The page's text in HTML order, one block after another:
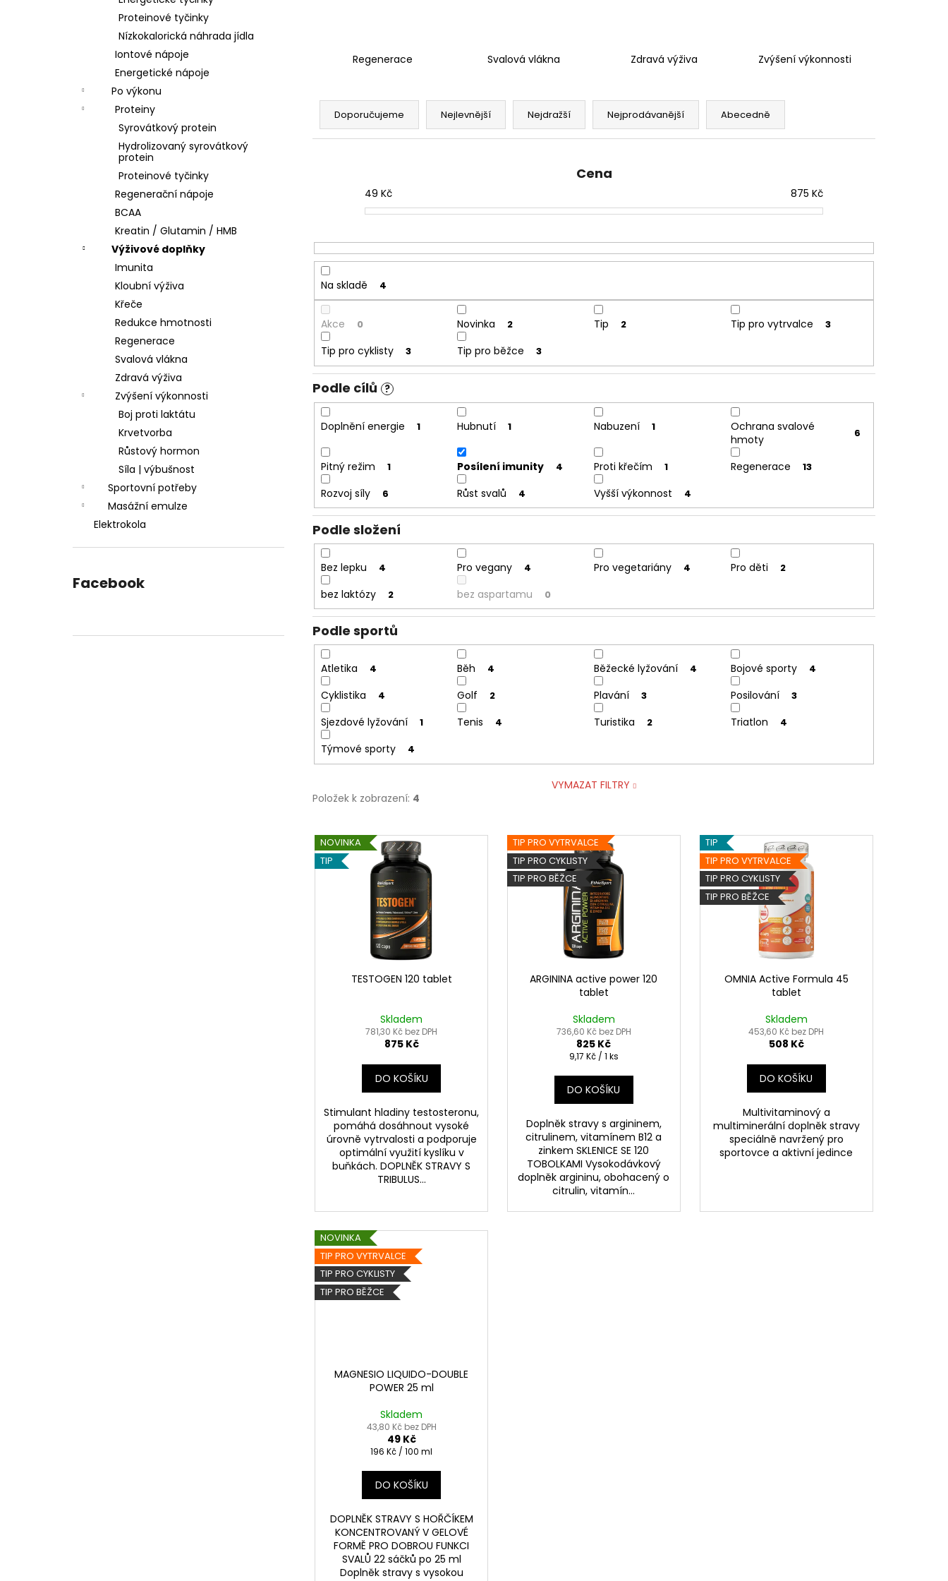
Proteinové tyčinky
Nízkokalorická náhrada jídla
Iontové nápoje
Energetické nápoje
Po výkonu
Proteiny
Syrovátkový protein
Hydrolizovaný syrovátkový
protein
Proteinové tyčinky
Regenerační nápoje
BCAA
Kreatin / Glutamin / HMB
Výživové doplňky
Imunita
Kloubní výživa
Křeče
Redukce hmotnosti
Regenerace
Svalová vlákna
Zdravá výživa
Zvýšení výkonnosti
Boj proti laktátu
Krvetvorba
Růstový hormon
Síla | výbušnost
Sportovní potřeby
Masážní emulze
Elektrokola
Facebook
Regenerace Svalová vlákna Zdravá výživa Zvýšení výkonnosti
Ř
z
o
d
u
k
ů
Doporučujeme Nejlevnější Nejdražší Nejprodávanější Abecedně
Cena
49 Kč 875 Kč
Na skladě 4
Akce 0 Novinka 2 Tip 2 Tip pro vytrvalce 3
Tip pro cyklisty 3 Tip pro běžce 3
Podle cílů ?
Doplnění energie 1 Hubnutí 1 Nabuzení 1
Ochrana svalové
hmoty
6
Pitný režim 1 Posílení imunity 4 Proti křečím 1 Regenerace 13
Rozvoj síly 6 Růst svalů 4 Vyšší výkonnost 4
Podle složení
Bez lepku 4 Pro vegany 4 Pro vegetariány 4 Pro děti 2
bez laktózy 2 bez aspartamu 0
Podle sportů
Atletika 4 Běh 4 Běžecké lyžování 4 Bojové sporty 4
Cyklistika 4 Golf 2 Plavání 3 Posilování 3
Sjezdové lyžování 1 Tenis 4 Turistika 2 Triatlon 4
Týmové sporty 4
VYMAZAT FILTRY
Položek k zobrazení: 4
V
ý
p
NOVINKA
TIP
TESTOGEN 120 tablet
Skladem
781,30 Kč bez DPH
875 Kč
DO KOŠÍKU
Stimulant hladiny testosteronu,
pomáhá dosáhnout vysoké
úrovně vytrvalosti a podporuje
optimální využití kyslíku v
buňkách. DOPLNĚK STRAVY S
TRIBULUS...
TIP PRO VYTRVALCE
TIP PRO CYKLISTY
TIP PRO BĚŽCE
ARGININA active power 120
tablet
Skladem
736,60 Kč bez DPH
825 Kč
Měrná
9,17 Kč / 1 ks
DO KOŠÍKU
Doplněk stravy s argininem,
citrulinem, vitamínem B12 a
zinkem SKLENICE SE 120
TOBOLKAMI Vysokodávkový
doplněk argininu, obohacený o
citrulin, vitamín...
TIP
TIP PRO VYTRVALCE
TIP PRO CYKLISTY
TIP PRO BĚŽCE
OMNIA Active Formula 45
tablet
Skladem
453,60 Kč bez DPH
508 Kč
DO KOŠÍKU
Multivitaminový a
multiminerální doplněk stravy
speciálně navržený pro
sportovce a aktivní jedince
NOVINKA
TIP PRO VYTRVALCE
TIP PRO CYKLISTY
TIP PRO BĚŽCE
MAGNESIO LIQUIDO-DOUBLE
POWER 25 ml
Skladem
43,80 Kč bez DPH
49 Kč
Měrná
196 Kč / 100 ml
DO KOŠÍKU
DOPLNĚK STRAVY S HOŘČÍKEM
KONCENTROVANÝ V GELOVÉ
FORMĚ PRO DOBROU FUNKCI
SVALŮ 22 sáčků po 25 ml
Doplněk stravy s vysokou